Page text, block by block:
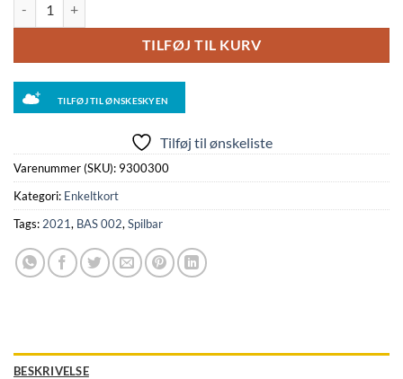
TILFØJ TIL KURV
TILFØJ TIL ØNSKESKYEN
Tilføj til ønskeliste
Varenummer (SKU): 9300300
Kategori: Enkeltkort
Tags: 2021, BAS 002, Spilbar
BESKRIVELSE